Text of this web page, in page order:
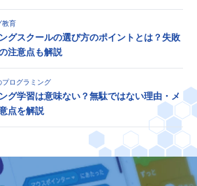
教育
グスクールの選び方のポイントとは？失敗
注意点も解説
ログラミング
グ学習は意味ない？無駄ではない理由・メ
点を解説